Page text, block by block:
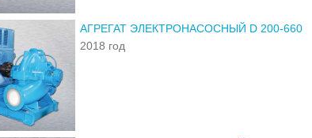
АГРЕГАТ ЭЛЕКТРОНАСОСНЫЙ D 200-660
2018 год